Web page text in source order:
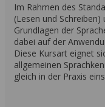
Im Rahmen des
(Lesen und
Grundlagen der
dabei auf der
Diese Kursart eignet
allgemeinen
gleich in der Praxis